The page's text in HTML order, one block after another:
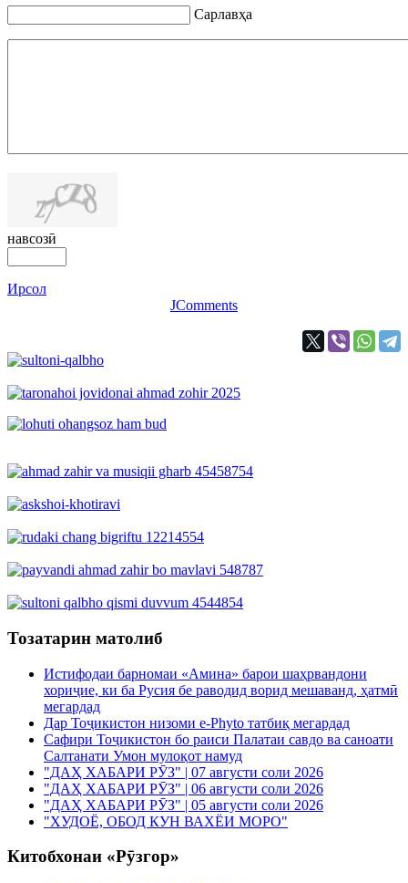
Сарлавҳа
навсозӣ
Ирсол
JComments
Тозатарин матолиб
Истифодаи барномаи «Амина» барои шаҳрвандони
хориҷие, ки ба Русия бе раводид ворид мешаванд, ҳатмӣ
мегардад
Дар Тоҷикистон низоми e-Phyto татбиқ мегардад
Сафири Тоҷикистон бо раиси Палатаи савдо ва саноати
Салтанати Умон мулоқот намуд
"ДАҲ ХАБАРИ РӮЗ" | 07 августи соли 2026
"ДАҲ ХАБАРИ РӮЗ" | 06 августи соли 2026
"ДАҲ ХАБАРИ РӮЗ" | 05 августи соли 2026
"ХУДОЁ, ОБОД КУН ВАХЁИ МОРО"
Китобхонаи «Рӯзгор»